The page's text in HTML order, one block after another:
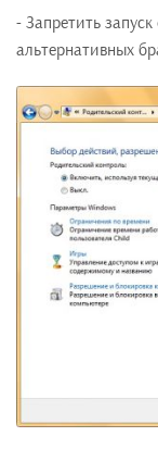
- Запретить
альтернативных